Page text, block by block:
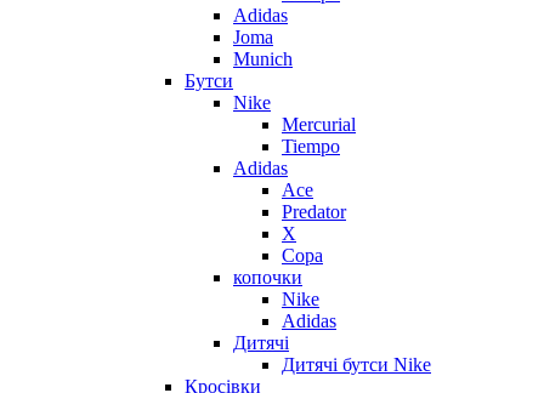
Adidas
Joma
Munich
Бутси
Nike
Mercurial
Tiempo
Adidas
Ace
Predator
X
Copa
копочки
Nike
Adidas
Дитячі
Дитячі бутси Nike
Кросівки